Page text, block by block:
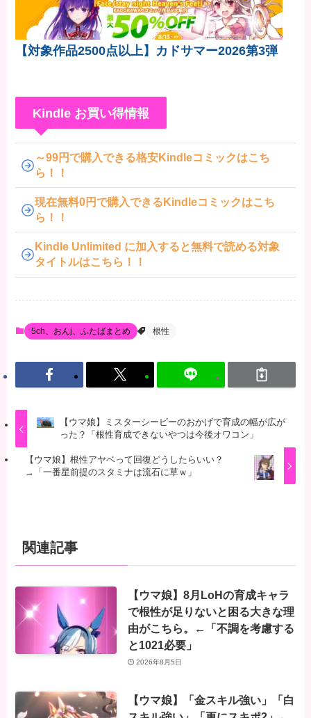
【対象作品2500点以上】カドサマー2026第3弾
Kindle お買い得情報
～99円で購入できる格安Kindleコミックはこち
ら！！
現在無料0円で購入できるKindleコミックはこち
ら！！
Kindle Unlimited に加入すると無料で読める対象
タイトルはこちら！！
5ch、おんj、ふたばまとめ 根性
【ウマ娘】ミスターシービーのおかげで育成の幅が広が
った？「根性育成できないやつは今後オワコン」
【ウマ娘】根性アヤベって回復どうしたらいい？
→「一番星前提のスタミナは流石に草ｗ」
関連記事
【ウマ娘】8月LoHの育成キャラ
で根性が足りないと困る大きな理
由がこちら。←「不調を考慮する
と1021必要」
2026年8月5日
【ウマ娘】「金スキル強い」「白